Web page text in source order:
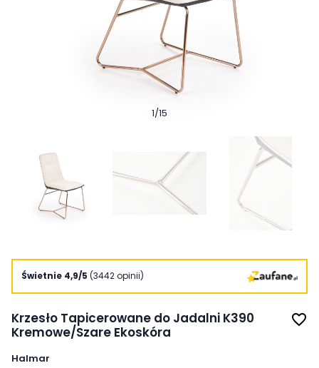
1/15
Świetnie 4,9/5 (3442 opinii)
Krzesło Tapicerowane do Jadalni K390
Kremowe/Szare Ekoskóra
favorite_border
Halmar